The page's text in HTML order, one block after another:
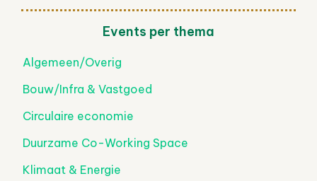
Events per thema
Algemeen/Overig
Bouw/Infra & Vastgoed
Circulaire economie
Duurzame Co-Working Space
Klimaat & Energie